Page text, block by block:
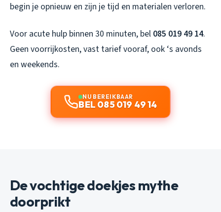
begin je opnieuw en zijn je tijd en materialen verloren.
Voor acute hulp binnen 30 minuten, bel 085 019 49 14.
Geen voorrijkosten, vast tarief vooraf, ook ‘s avonds
en weekends.
NU BEREIKBAAR
BEL 085 019 49 14
De vochtige doekjes mythe
doorprikt